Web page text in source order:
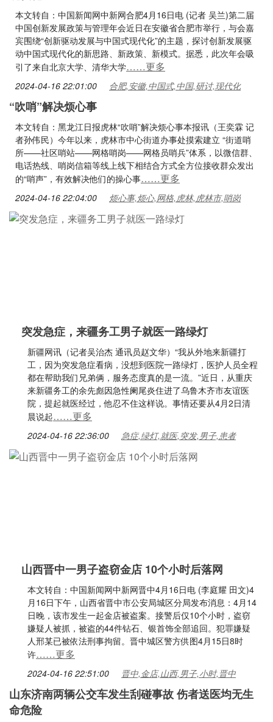
本文转自：中国新闻网中新网合肥4月16日电 (记者 吴兰)第二届
中国创新发展政策与管理年会近日在安徽省合肥市举行，与会嘉
宾围绕“创新驱动发展与中国式现代化”的主题，探讨创新发展驱
动中国式现代化的新思路、新政策、新模式。据悉，此次年会吸
引了来自北京大学、清华大学……更多
2024-04-16 22:01:00 合肥,安徽,中国式,中国,研讨,现代化
“吹哨”解决烦心事
本文转自：黑龙江日报虎林“吹哨”解决烦心事本报讯（王奕霖 记
者孙伟民）今年以来，虎林市中心街道办事处摸索建立 “街道哨
所——社区哨站——网格哨岗——网格员哨兵”体系，以微信群、
电话热线、哨岗信箱等线上线下相结合方式全方位接收群众发出
的“哨声”，有效解决他们的操心事……更多
2024-04-16 22:04:00 烦心事,烦心,网格,虎林,虎林市,哨岗
突发急症，来疆务工男子就医一路绿灯
新疆网讯（记者吴治杰 通讯员赵文华）“我从外地来新疆打
工，因为突发急症看病，没想到医院一路绿灯，医护人员全程
都在帮助我们兄弟俩，服务态度真的是一流。”近日，从重庆
来新疆务工的余先彪因急性阑尾炎住进了乌鲁木齐市友谊医
院，提起就医经过，他忍不住这样说。事情还要从4月2日清
晨说起……更多
2024-04-16 22:36:00 急症,绿灯,就医,突发,男子,患者
山西晋中一男子盗窃金店 10个小时后落网
本文转自：中国新闻网中新网晋中4月16日电 (李庭耀 田文)4
月16日下午，山西省晋中市公安局城区分局发布消息：4月14
日晚，该市发生一起金店被盗案。接警后仅10个小时，盗窃
嫌疑人被抓，被盗的44件钻石、银首饰全部追回。犯罪嫌疑
人邢某已被依法刑事拘留。晋中城区警方供图4月15日8时
许……更多
2024-04-16 22:51:00 晋中,金店,山西,男子,小时,晋中
山东济南两辆公交车发生刮碰事故 伤者送医均无生
命危险